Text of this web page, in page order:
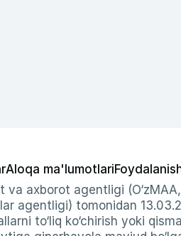
Aloqa ma'lumotlari
axborot agentligi
agentligi) tomonidan
to‘liq ko‘chirish yoki